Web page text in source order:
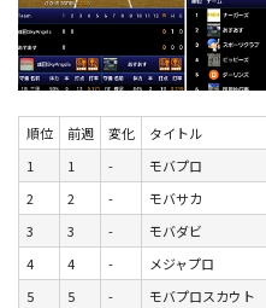
順位 前週 変化 タイトル
1
1 - モバプロ
2
2 - モバサカ
3
3 - モバダビ
4
4 - メジャプロ
5
5 - モバプロスカウト